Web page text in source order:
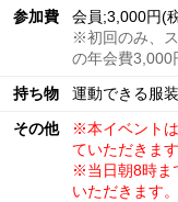
参加費
会員;3,000円(
※初回のみ、
の年会費3,000
持ち物
運動できる服
その他
※本イベント
ていただきます
※当日朝8時ま
いただきます。